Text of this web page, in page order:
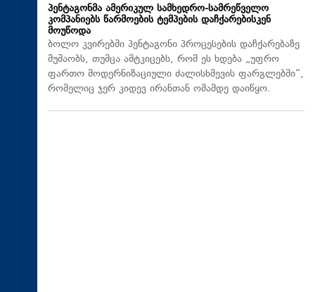
პენტაგონმა ამერიკულ სამხედრო-სამრეწველო
კომპანიებს წარმოების ტემპების დაჩქარებისკენ
მოუწოდა
ბოლო კვირებში პენტაგონი პროცესების დაჩქარებაზე
მუშაობს, თუმცა ამტკიცებს, რომ ეს ხდება „უფრო
ფართო მოდერნიზაციული ძალისხმევის ფარგლებში“,
რომელიც ჯერ კიდევ ირანთან ომამდე დაიწყო.